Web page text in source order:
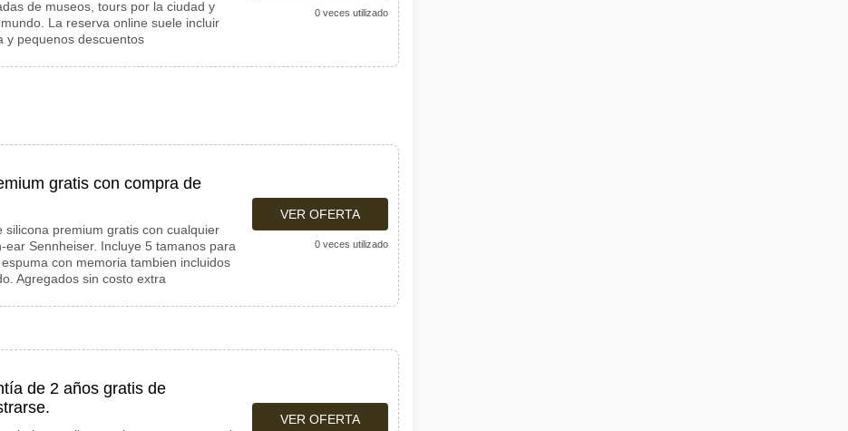
de museos, tours por la ciudad y
La reserva online suele incluir
y pequenos descuentos
0 veces utilizado
gratis con compra de
silicona premium gratis con cualquier
ear Sennheiser. Incluye 5 tamanos para
con memoria tambien incluidos
Agregados sin costo extra
VER OFERTA
0 veces utilizado
de 2 años gratis de
VER OFERTA